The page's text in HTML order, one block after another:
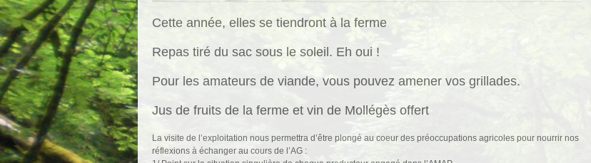
Cette année, elles se tiendront à la ferme
Repas tiré du sac sous le soleil. Eh oui !
Pour les amateurs de viande, vous pouvez amener vos grillades.
Jus de fruits de la ferme et vin de Mollégès offert
La visite de l’exploitation nous permettra d’être plongé au coeur des préoccupations agricoles pour nourrir nos
réflexions à échanger au cours de l’AG :